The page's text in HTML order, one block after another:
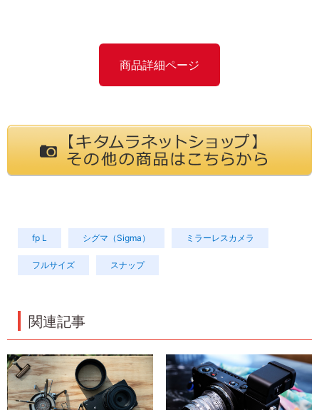
商品詳細ページ
fp L シグマ（Sigma） ミラーレスカメラ
フルサイズ スナップ
関連記事